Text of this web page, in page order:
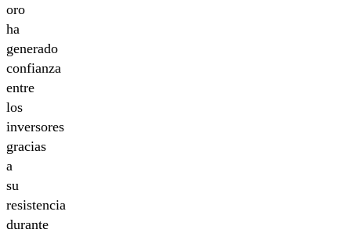
oro
ha
generado
confianza
entre
los
inversores
gracias
a
su
resistencia
durante